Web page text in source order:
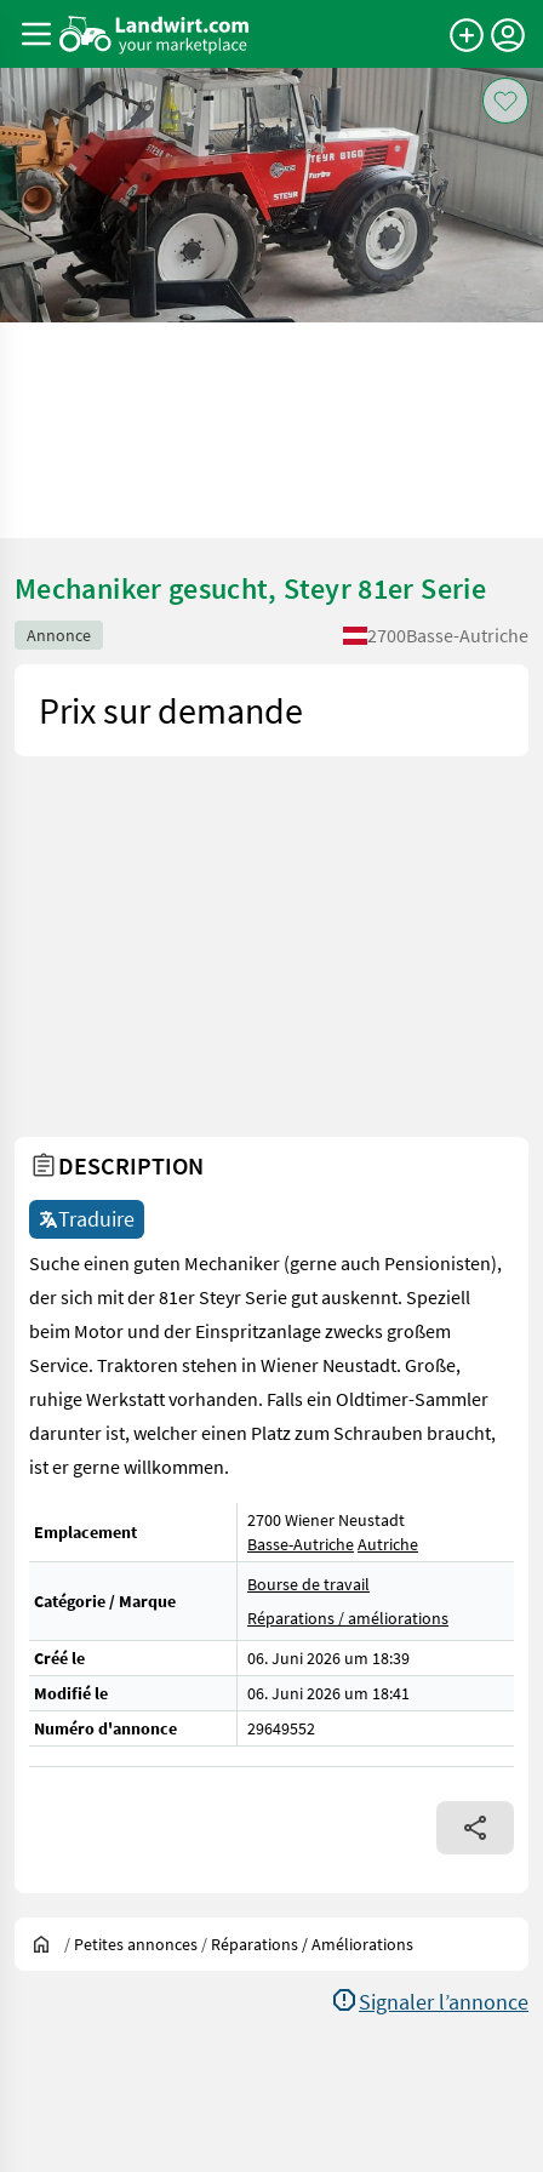
Mechaniker gesucht, Steyr 81er Serie
Annonce 2700Basse-Autriche
Prix sur demande
DESCRIPTION
Traduire
Suche einen guten Mechaniker (gerne auch Pensionisten),
der sich mit der 81er Steyr Serie gut auskennt. Speziell
beim Motor und der Einspritzanlage zwecks großem
Service. Traktoren stehen in Wiener Neustadt. Große,
ruhige Werkstatt vorhanden. Falls ein Oldtimer-Sammler
darunter ist, welcher einen Platz zum Schrauben braucht,
ist er gerne willkommen.
Emplacement
2700 Wiener Neustadt
Basse-AutricheAutriche
Catégorie / Marque
Bourse de travail
Réparations / améliorations
Créé le
06. Juni 2026 um 18:39
Modifié le
06. Juni 2026 um 18:41
Numéro d'annonce
29649552
/ Petites annonces / Réparations / Améliorations
Signaler l’annonce